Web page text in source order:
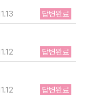
답변완료
답변완료
답변완료
합니다.